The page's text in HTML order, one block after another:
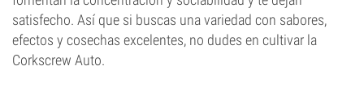
satisfecho. Así que si buscas una variedad con sabores,
efectos y cosechas excelentes, no dudes en cultivar la
Corkscrew Auto.